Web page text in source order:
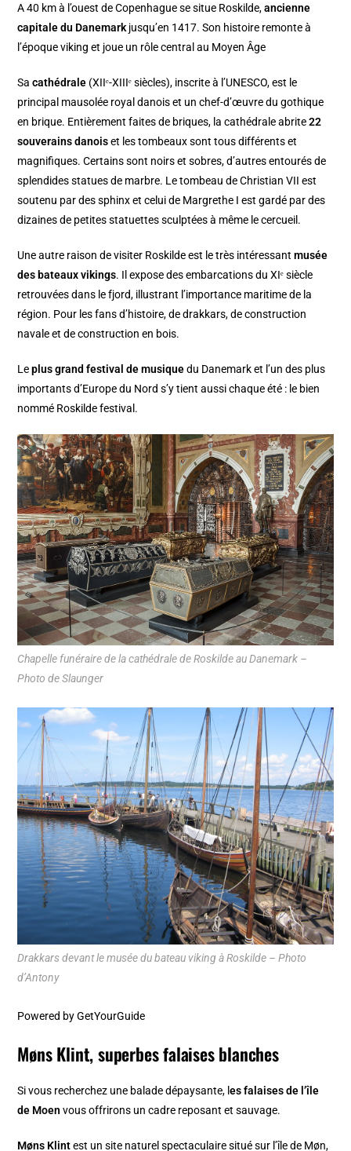
A 40 km à l’ouest de Copenhague se situe Roskilde,ancienne
capitale du Danemark jusqu’en 1417. Son histoire remonte à
l’époque viking et joue un rôle central au Moyen Âge
Sacathédrale (XIIᵉ-XIIIᵉ siècles), inscrite à l’UNESCO, est le
principal mausolée royal danois et un chef-d’œuvre du gothique
en brique. Entièrement faites de briques, la cathédrale abrite22
souverains danoiset les tombeaux sont tous différents et
magnifiques. Certains sont noirs et sobres, d’autres entourés de
splendides statues de marbre. Le tombeau de Christian VII est
soutenu par des sphinx et celui de Margrethe I est gardé par des
dizaines de petites statuettes sculptées à même le cercueil.
Une autre raison de visiter Roskilde est le très intéressantmusée
des bateaux vikings. Il expose des embarcations du XIᵉ siècle
retrouvées dans le fjord, illustrant l’importance maritime de la
région. Pour les fans d’histoire, de drakkars, de construction
navale et de construction en bois.
Leplus grand festival de musiquedu Danemark et l’un des plus
importants d’Europe du Nord s’y tient aussi chaque été : le bien
nommé Roskilde festival.
Chapelle funéraire de la cathédrale de Roskilde au Danemark –
Photo de Slaunger
Drakkars devant le musée du bateau viking à Roskilde – Photo
d’Antony
Powered byGetYourGuide
Møns Klint, superbes falaises blanches
Si vous recherchez une balade dépaysante, les falaises de l’île
de Moen vous offrirons un cadre reposant et sauvage.
Møns Klintest un site naturel spectaculaire situé sur l’île de Møn,